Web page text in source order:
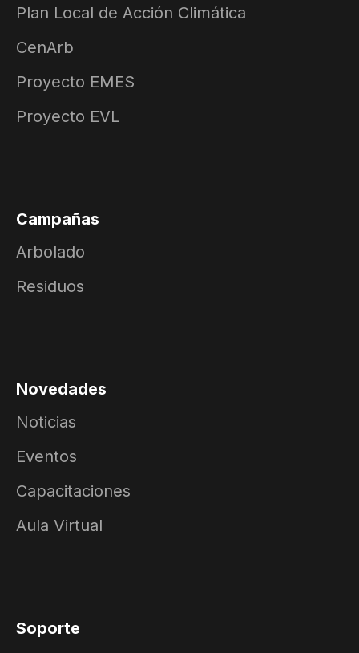
Plan Local de Acción Climática
CenArb
Proyecto EMES
Proyecto EVL
Campañas
Arbolado
Residuos
Novedades
Noticias
Eventos
Capacitaciones
Aula Virtual
Soporte